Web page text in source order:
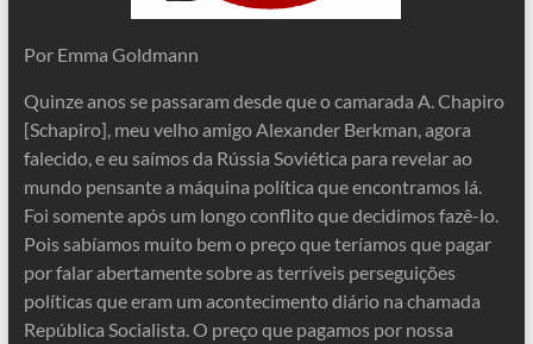
Por Emma Goldmann
Quinze anos se passaram desde que o camarada A. Chapiro
[Schapiro], meu velho amigo Alexander Berkman, agora
falecido, e eu saímos da Rússia Soviética para revelar ao
mundo pensante a máquina política que encontramos lá.
Foi somente após um longo conflito que decidimos fazê-lo.
Pois sabíamos muito bem o preço que teríamos que pagar
por falar abertamente sobre as terríveis perseguições
políticas que eram um acontecimento diário na chamada
República Socialista. O preço que pagamos por nossa